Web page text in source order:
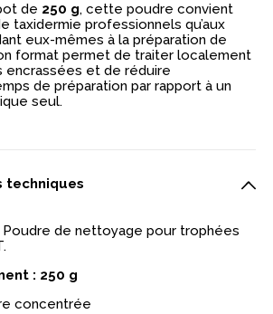
de 250 g, cette poudre convient
taxidermie professionnels qu’aux
eux-mêmes à la préparation de
format permet de traiter localement
encrassées et de réduire
de préparation par rapport à un
seul.
techniques
Poudre de nettoyage pour trophées
: 250 g
concentrée